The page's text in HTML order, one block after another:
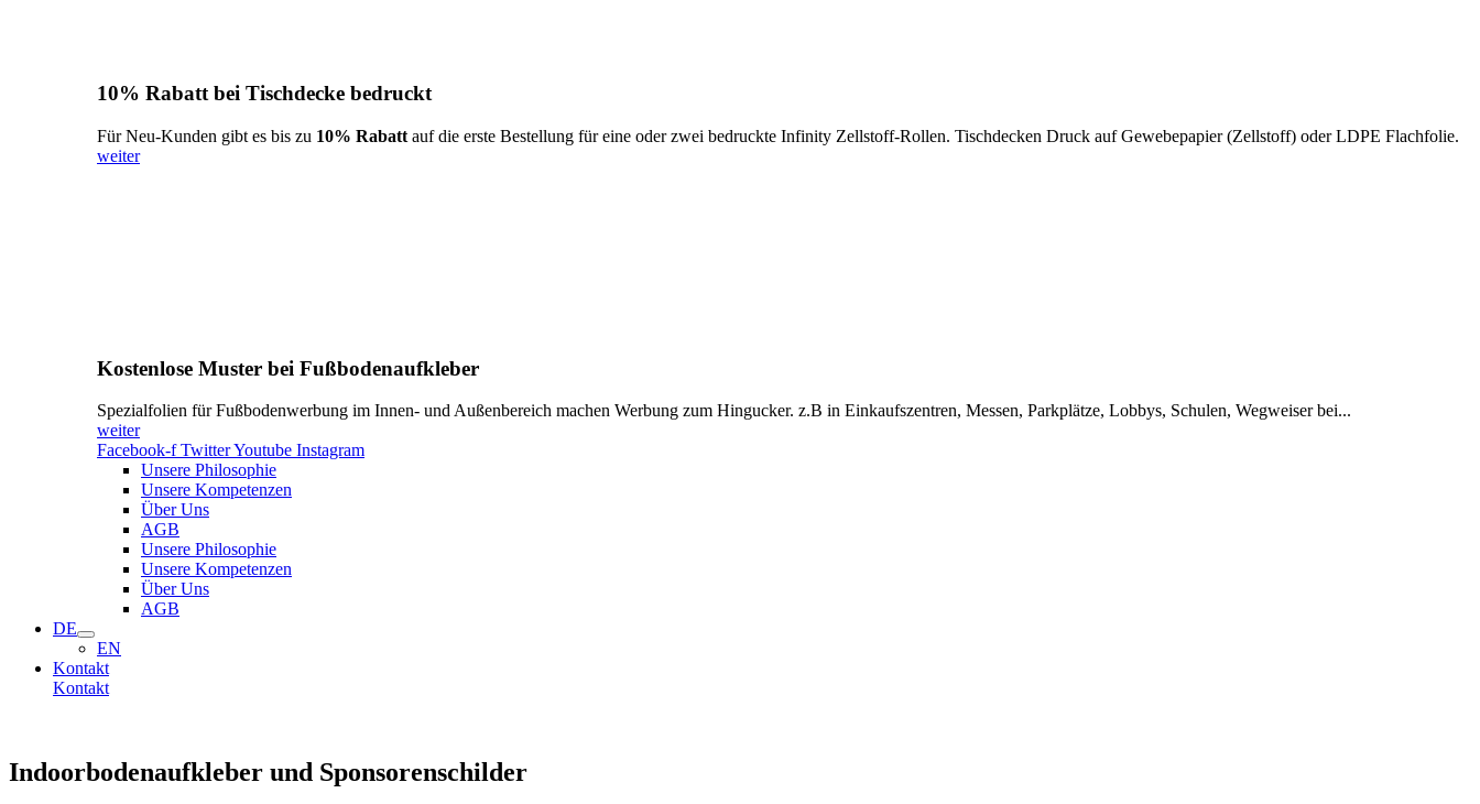
10% Rabatt bei Tischdecke bedruckt
Für Neu-Kunden gibt es bis zu 10% Rabatt auf die erste Bestellung für eine oder zwei bedruckte Infinity Zellstoff-Rollen. Tischdecken Druck auf Gewebepapier (Zellstoff) oder LDPE Flachfolie.
weiter
Kostenlose Muster bei Fußbodenaufkleber
Spezialfolien für Fußbodenwerbung im Innen- und Außenbereich machen Werbung zum Hingucker. z.B in Einkaufszentren, Messen, Parkplätze, Lobbys, Schulen, Wegweiser bei...
weiter
Facebook-f TwitterYoutube Instagram
Unsere Philosophie
Unsere Kompetenzen
Über Uns
AGB
Unsere Philosophie
Unsere Kompetenzen
Über Uns
AGB
DE
EN
Kontakt
Kontakt
Indoorbodenaufkleber und Sponsorenschilder